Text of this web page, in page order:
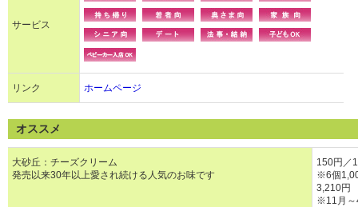
サービス
リンク ホームページ
オススメ
大砂丘：チーズクリーム
発売以来30年以上愛され続ける人気のお味です
150円／
※6個
3,210円
※11月～